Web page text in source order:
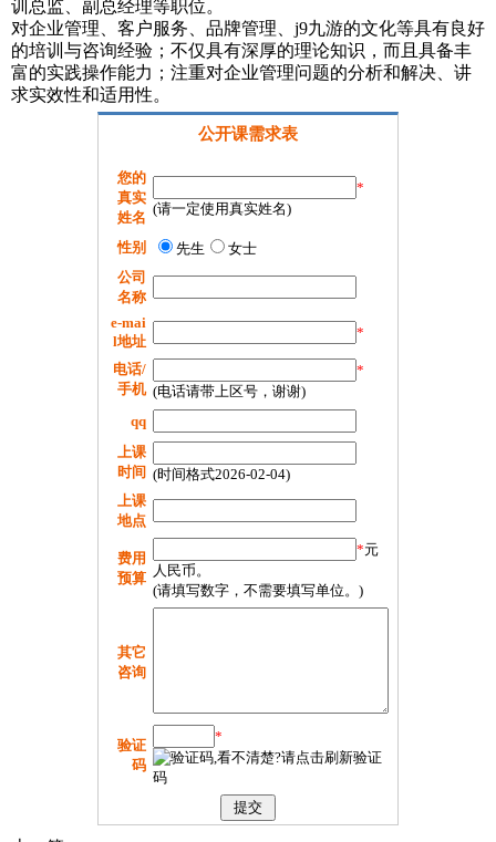
训总监、副总经理等职位。
对企业管理、客户服务、品牌管理、j9九游的文化等具有良好
的培训与咨询经验；不仅具有深厚的理论知识，而且具备丰
富的实践操作能力；注重对企业管理问题的分析和解决、讲
求实效性和适用性。
公开课需求表
您的
真实
姓名
*
(请一定使用真实姓名)
性别 先生
女士
公司
名称
e-mai
l地址
*
电话/
手机
*
(电话请带上区号，谢谢)
qq
上课
时间 (时间格式2026-02-04)
上课
地点
费用
预算
*元
人民币。
(请填写数字，不需要填写单位。)
其它
咨询
验证
码
*